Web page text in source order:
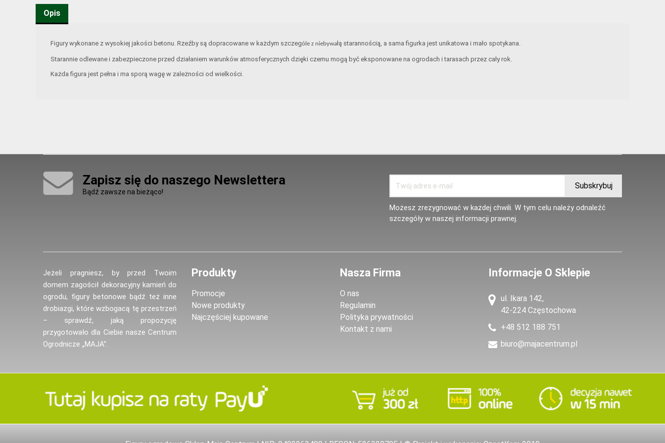
Opis
Figury wykonane z wysokiej jakości betonu. Rzeźby są dopracowane w każdym szczególe z niebywałą starannością, a sama figurka jest unikatowa i mało spotykana.
Starannie odlewane i zabezpieczone przed działaniem warunków atmosferycznych dzięki czemu mogą być eksponowane na ogrodach i tarasach przez cały rok.
Każda figura jest pełna i ma sporą wagę w zależności od wielkości.
Zapisz się do naszego Newslettera
Bądź zawsze na bieżąco!
Możesz zrezygnować w każdej chwili. W tym celu należy odnaleźć
szczegóły w naszej informacji prawnej.
Jeżeli pragniesz, by przed Twoim
domem zagościł dekoracyjny kamień do
ogrodu, figury betonowe bądź też inne
drobiazgi, które wzbogacą tę przestrzeń
– sprawdź, jaką propozycję
przygotowało dla Ciebie nasze Centrum
Ogrodnicze „MAJA”.
Produkty
Promocje
Nowe produkty
Najczęściej kupowane
Nasza Firma
O nas
Regulamin
Polityka prywatności
Kontakt z nami
Informacje O Sklepie
ul. Ikara 142,
42-224 Częstochowa
+48 512 188 751
biuro@majacentrum.pl